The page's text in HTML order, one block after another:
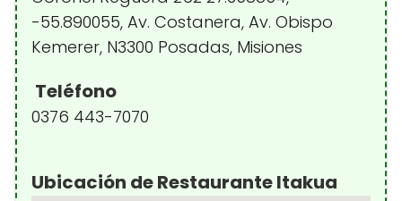
-55.890055, Av. Costanera, Av. Obispo
Kemerer, N3300 Posadas, Misiones
Teléfono
0376 443-7070
Ubicación de Restaurante Itakua